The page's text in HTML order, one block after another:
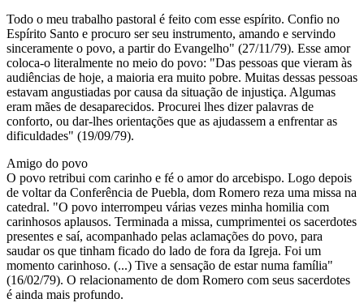
Todo o meu trabalho pastoral é feito com esse espírito. Confio no
Espírito Santo e procuro ser seu instrumento, amando e servindo
sinceramente o povo, a partir do Evangelho" (27/11/79). Esse amor
coloca-o literalmente no meio do povo: "Das pessoas que vieram às
audiências de hoje, a maioria era muito pobre. Muitas dessas pessoas
estavam angustiadas por causa da situação de injustiça. Algumas
eram mães de desaparecidos. Procurei lhes dizer palavras de
conforto, ou dar-lhes orientações que as ajudassem a enfrentar as
dificuldades" (19/09/79).
Amigo do povo
O povo retribui com carinho e fé o amor do arcebispo. Logo depois
de voltar da Conferência de Puebla, dom Romero reza uma missa na
catedral. "O povo interrompeu várias vezes minha homilia com
carinhosos aplausos. Terminada a missa, cumprimentei os sacerdotes
presentes e saí, acompanhado pelas aclamações do povo, para
saudar os que tinham ficado do lado de fora da Igreja. Foi um
momento carinhoso. (...) Tive a sensação de estar numa família"
(16/02/79). O relacionamento de dom Romero com seus sacerdotes
é ainda mais profundo.